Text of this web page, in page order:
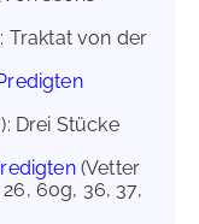
Traktat von der
Drei Stücke
(Vetter
26, 60g, 36, 37,